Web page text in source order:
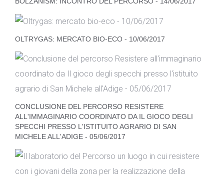
OLTRYGAS: MERCATO BIO-ECO - 10/06/2017
CONCLUSIONE DEL PERCORSO RESISTERE
ALL'IMMAGINARIO COORDINATO DA IL GIOCO DEGLI
SPECCHI PRESSO L'ISTITUITO AGRARIO DI SAN
MICHELE ALL'ADIGE - 05/06/2017